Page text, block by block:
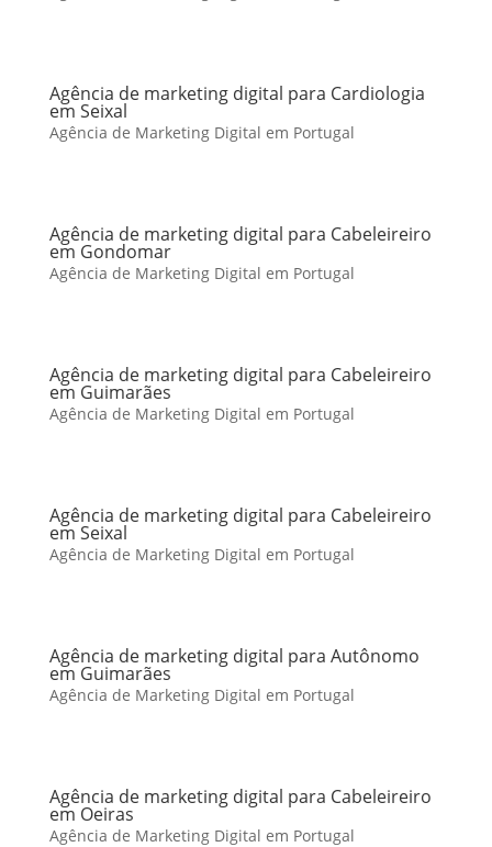
Agência de marketing digital para Cardiologia
em Seixal
Agência de Marketing Digital em Portugal
Agência de marketing digital para Cabeleireiro
em Gondomar
Agência de Marketing Digital em Portugal
Agência de marketing digital para Cabeleireiro
em Guimarães
Agência de Marketing Digital em Portugal
Agência de marketing digital para Cabeleireiro
em Seixal
Agência de Marketing Digital em Portugal
Agência de marketing digital para Autônomo
em Guimarães
Agência de Marketing Digital em Portugal
Agência de marketing digital para Cabeleireiro
em Oeiras
Agência de Marketing Digital em Portugal